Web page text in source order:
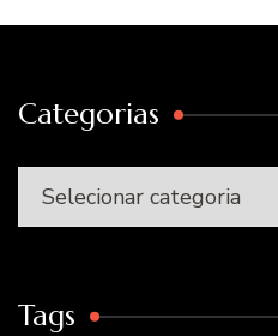
Categorias
Categorias
Tags